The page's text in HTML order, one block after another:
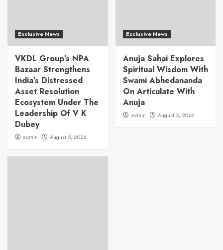
Exclusive News
VKDL Group’s NPA
Bazaar Strengthens
India’s Distressed
Asset Resolution
Ecosystem Under The
Leadership Of V K
Dubey
admin August 5, 2026
Exclusive News
Anuja Sahai Explores
Spiritual Wisdom With
Swami Abhedananda
On Articulate With
Anuja
admin August 5, 2026